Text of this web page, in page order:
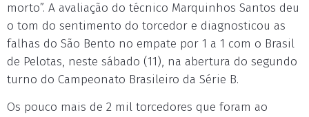
morto”. A avaliação do técnico Marquinhos Santos deu
o tom do sentimento do torcedor e diagnosticou as
falhas do São Bento no empate por 1 a 1 com o Brasil
de Pelotas, neste sábado (11), na abertura do segundo
turno do Campeonato Brasileiro da Série B.
Os pouco mais de 2 mil torcedores que foram ao